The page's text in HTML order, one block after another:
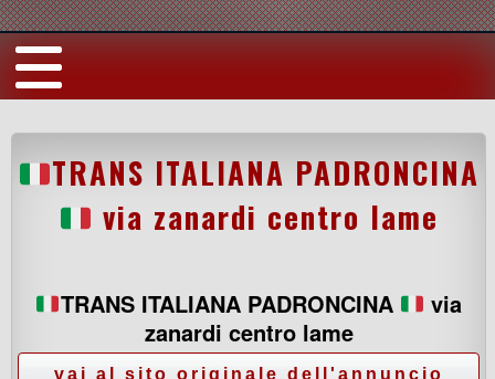
TRANS ITALIANA PADRONCINA
via zanardi centro lame
TRANS ITALIANA PADRONCINA
via
zanardi centro lame